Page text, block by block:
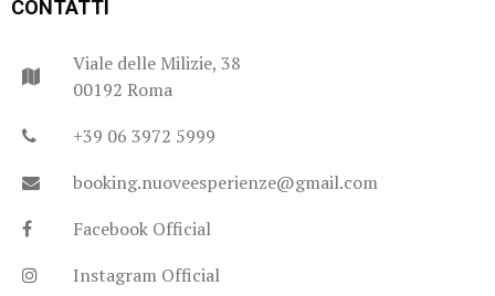
CONTATTI
Viale delle Milizie, 38
00192 Roma
+39 06 3972 5999
booking.nuoveesperienze@gmail.com
Facebook Official
Instagram Official